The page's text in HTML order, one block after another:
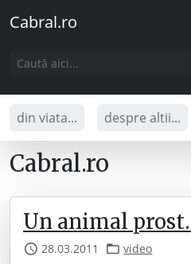
Cabral.ro
din viata... despre altii...
Cabral.ro
Un animal
28.03.2011 video